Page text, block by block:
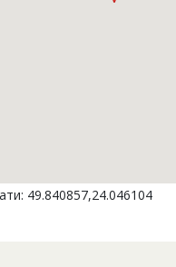
49.840857,24.046104